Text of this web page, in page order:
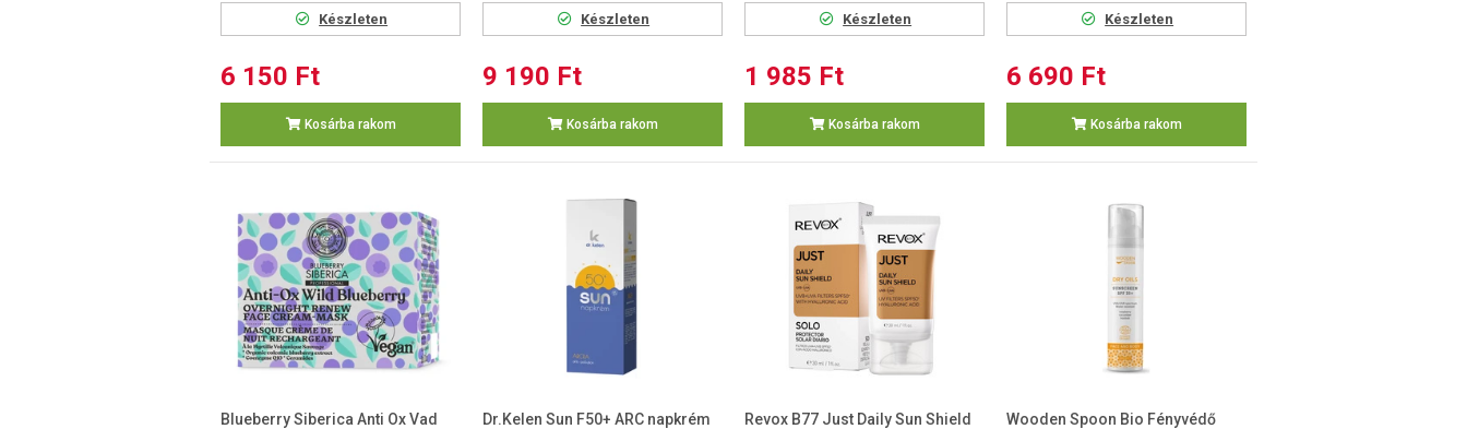
Készleten
6 150 Ft
Kosárba rakom
Készleten
9 190 Ft
Kosárba rakom
Készleten
1 985 Ft
Kosárba rakom
Készleten
6 690 Ft
Kosárba rakom
Blueberry Siberica Anti Ox Vad
Dr.Kelen Sun F50+ ARC napkrém
Revox B77 Just Daily Sun Shield
Wooden Spoon Bio Fényvédő